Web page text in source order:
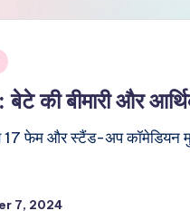
की बीमारी और
17 फेम और स्टैंड-अप कॉमेडियन
7, 2024